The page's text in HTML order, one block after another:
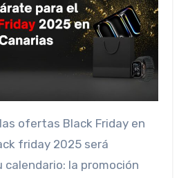
ofertas Black Friday en
friday 2025 será
calendario: la promoción